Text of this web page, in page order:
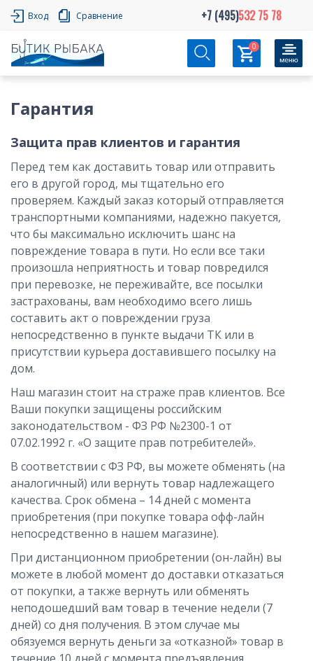
Вход Сравнение +7 (495)532 75 78
0
Гарантия
Защита прав клиентов и гарантия
Перед тем как доставить товар или отправить
его в другой город, мы тщательно его
проверяем. Каждый заказ который отправляется
транспортными компаниями, надежно пакуется,
что бы максимально исключить шанс на
повреждение товара в пути. Но если все таки
произошла неприятность и товар повредился
при перевозке, не переживайте, все посылки
застрахованы, вам необходимо всего лишь
составить акт о повреждении груза
непосредственно в пункте выдачи ТК или в
присутствии курьера доставившего посылку на
дом.
Наш магазин стоит на страже прав клиентов. Все
Ваши покупки защищены российским
законодательством - ФЗ РФ №2300-1 от
07.02.1992 г. «О защите прав потребителей».
В соответствии с ФЗ РФ, вы можете обменять (на
аналогичный) или вернуть товар надлежащего
качества. Срок обмена – 14 дней с момента
приобретения (при покупке товара офф-лайн
непосредственно в нашем магазине).
При дистанционном приобретении (он-лайн) вы
можете в любой момент до доставки отказаться
от покупки, а также вернуть или обменять
неподошедший вам товар в течение недели (7
дней) со дня получения. В этом случае мы
обязуемся вернуть деньги за «отказной» товар в